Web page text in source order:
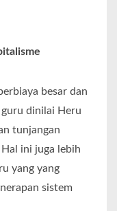
besar dan
dinilai Heru
tunjangan
ini juga lebih
yang yang
sistem